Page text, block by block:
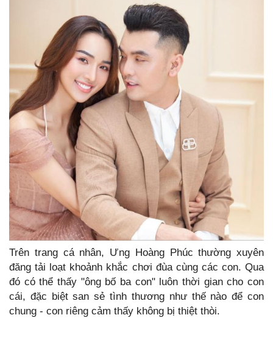
Trên trang cá nhân, Ưng Hoàng Phúc thường xuyên
đăng tải loạt khoảnh khắc chơi đùa cùng các con. Qua
đó có thể thấy "ông bố ba con" luôn thời gian cho con
cái, đặc biệt san sẻ tình thương như thế nào để con
chung - con riêng cảm thấy không bị thiệt thòi.